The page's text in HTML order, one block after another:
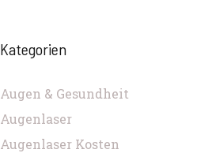
Kategorien
Augen & Gesundheit
Augenlaser
Augenlaser Kosten